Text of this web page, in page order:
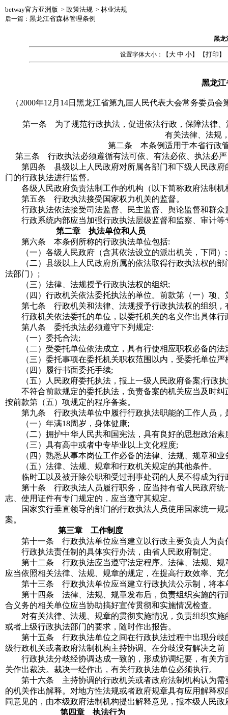
betway官方亚洲版 > 政策法规 > 林业法规
后一篇： 黑龙江省森林管理条例
黑龙
设置字体大小：【 大 中 小】 【打印 】
黑龙江
（2000年12月14日黑龙江省第九届人民代表大会常务委员会
第一条 为了规范行政执法，促进依法行政，保障法律、
有关法律、法规
第二条 本条例适用于本省行政管
第三条 行政执法必须遵循有法可依、有法必依、执法必严
第四条 县级以上人民政府对所属各部门和下级人民政府
门的行政执法进行监督。
各级人民政府负责法制工作的机构（以下简称政府法制机
第五条 行政执法接受国家权力机关的监督。
行政执法依法接受司法监督、民主监督、舆论监督和群众
行政系统内部应当加强行政执法层级监督和监察、审计等
第二章 执法单位和人员
第六条 本条例所称的行政执法单位包括:
（一）各级人民政府（含其依法设立的派出机关，下同） ;
（二）县级以上人民政府所属的依法取得行政执法权的部
法部门） ;
（三）法律、法规授予行政执法权的组织;
（四）行政机关依法委托执法的单位。前款第（一）项、
第七条 行政机关和法律、法规授予行政执法权的组织，
行政机关依法委托的单位，以委托机关的名义作出具体行
第八条 委托执法必须遵守下列规定:
（一）委托合法;
（二）受委托单位依法成立，具有行使相应职权必备的法
（三）委托事项在委托机关职权范围以内，受委托单位严
（四）履行书面委托手续;
（五）人民政府委托执法，报上一级人民政府备案;行政执
不符合前款规定的委托执法，负责备案的机关应当及时纠
按前款第（五）项规定的程序备案。
第九条 行政执法单位中履行行政执法职能的工作人员，
（一）年满18周岁，身体健康;
（二）拥护中华人民共和国宪法，具有良好的思想政治素
（三）具有高中或者中专毕业以上文化程度;
（四）熟悉从事本岗位工作必备的法律、法规、规章和业
（五）法律、法规、规章和行政机关规定的其他条件。
临时工以及被开除公职和受过刑事处罚的人员不得成为行
第十条 行政执法人员履行职务，应当持有省人民政府统
志、使用证件有专门规定的，应当遵守其规定。
国家实行垂直领导的部门的行政执法人员使用国家统一规
案。
第三章 工作制度
第十一条 行政执法单位应当建立以行政主要负责人为责
行政执法责任制的具体实行办法，由省人民政府制定。
第十二条 行政执法应当遵守法定程序。法律、法规、规
应当依照相关法律、法规、规章的规定，在提高行政效率、
第十三条 行政执法单位应当建立行政执法公示制，将本
第十四条 法律、法规、规章发布后，负责组织实施的行
合义务的相关单位应当协助搞好宣传贯彻和实施情况检查。
对有关法律、法规、规章的贯彻实施情况，负责组织实施
或者上级行政执法部门的要求，随时作出报告。
第十五条 行政执法单位之间在行政执法过程中出现分歧
级行政机关或者政府法制机构主持协调。在分歧没有解决之
行政执法分歧经协调达成一致的，形成协调纪要，有关方
关作出裁决。裁决一经作出，有关行政执法单位必须执行。
第十六条 主持协调的行政机关或者政府法制机构认为需
的机关作出解释。对地方性法规或者政府规章具有应用解释
同意见的，由本级政府法制机构提出解释意见，报本级人民
第四章 执法行为